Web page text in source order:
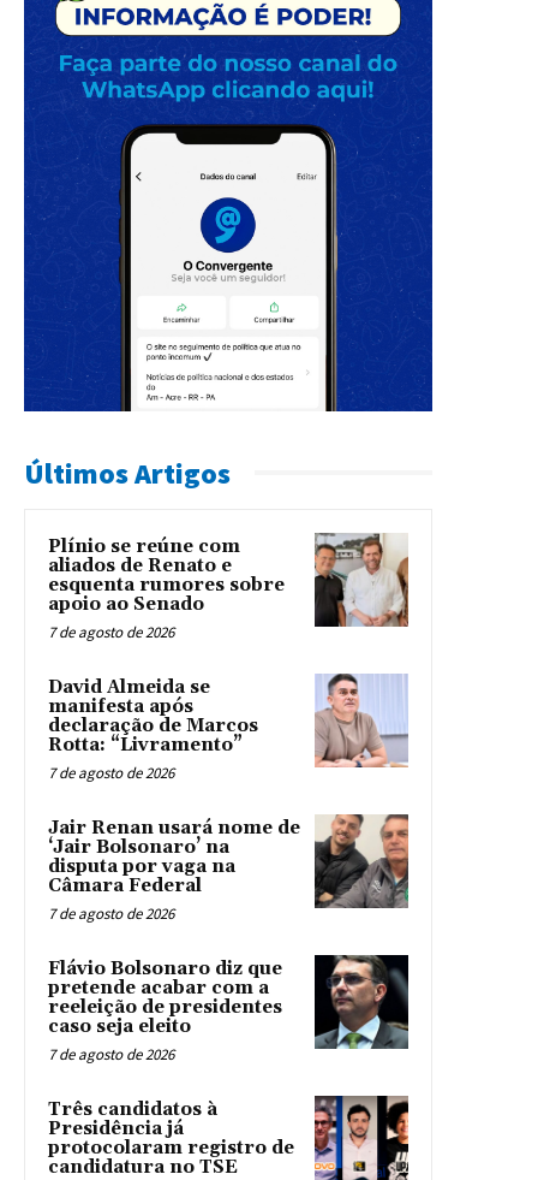
Últimos Artigos
Plínio se reúne com
aliados de Renato e
esquenta rumores sobre
apoio ao Senado
7 de agosto de 2026
David Almeida se
manifesta após
declaração de Marcos
Rotta: “Livramento”
7 de agosto de 2026
Jair Renan usará nome de
‘Jair Bolsonaro’ na
disputa por vaga na
Câmara Federal
7 de agosto de 2026
Flávio Bolsonaro diz que
pretende acabar com a
reeleição de presidentes
caso seja eleito
7 de agosto de 2026
Três candidatos à
Presidência já
protocolaram registro de
candidatura no TSE